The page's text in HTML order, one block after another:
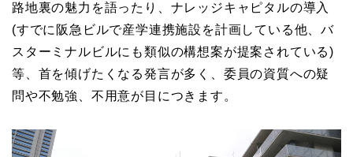
路地裏の魅力を語ったり、ナレッジキャピタルの導入
(すでに阪急ビルで産学連携施設を計画している他、バ
スターミナルビルにも類似の構想案が提案されている)
等、首を傾げたくなる発言が多く、委員の資質への疑
問や不勉強、不用意が目につきます。